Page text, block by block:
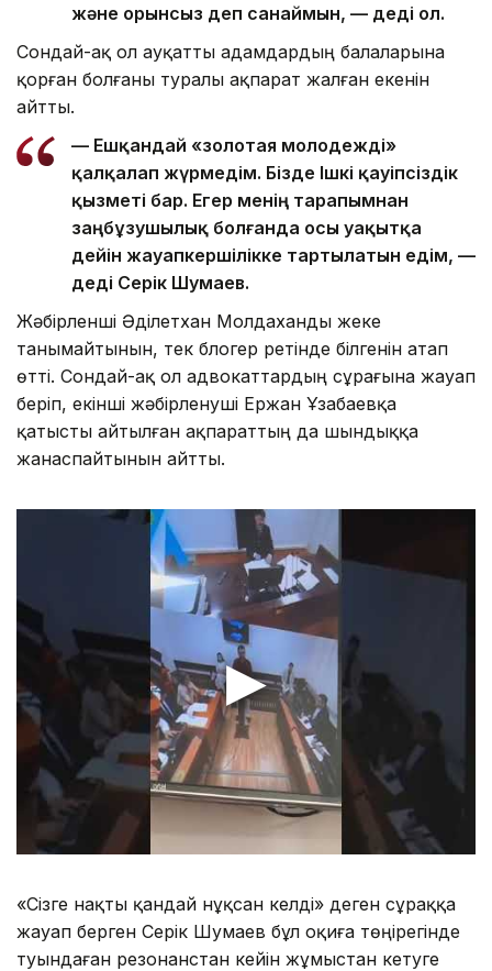
және орынсыз деп санаймын, — деді ол.
Сондай-ақ ол ауқатты адамдардың балаларына
қорған болғаны туралы ақпарат жалған екенін
айтты.
— Ешқандай «золотая молодежді»
қалқалап жүрмедім. Бізде Ішкі қауіпсіздік
қызметі бар. Егер менің тарапымнан
заңбұзушылық болғанда осы уақытқа
дейін жауапкершілікке тартылатын едім, —
деді Серік Шумаев.
Жәбірленші Әділетхан Молдаханды жеке
танымайтынын, тек блогер ретінде білгенін атап
өтті. Сондай-ақ ол адвокаттардың сұрағына жауап
беріп, екінші жәбірленуші Ержан Ұзабаевқа
қатысты айтылған ақпараттың да шындыққа
жанаспайтынын айтты.
«Сізге нақты қандай нұқсан келді» деген сұраққа
жауап берген Серік Шумаев бұл оқиға төңірегінде
туындаған резонанстан кейін жұмыстан кетуге